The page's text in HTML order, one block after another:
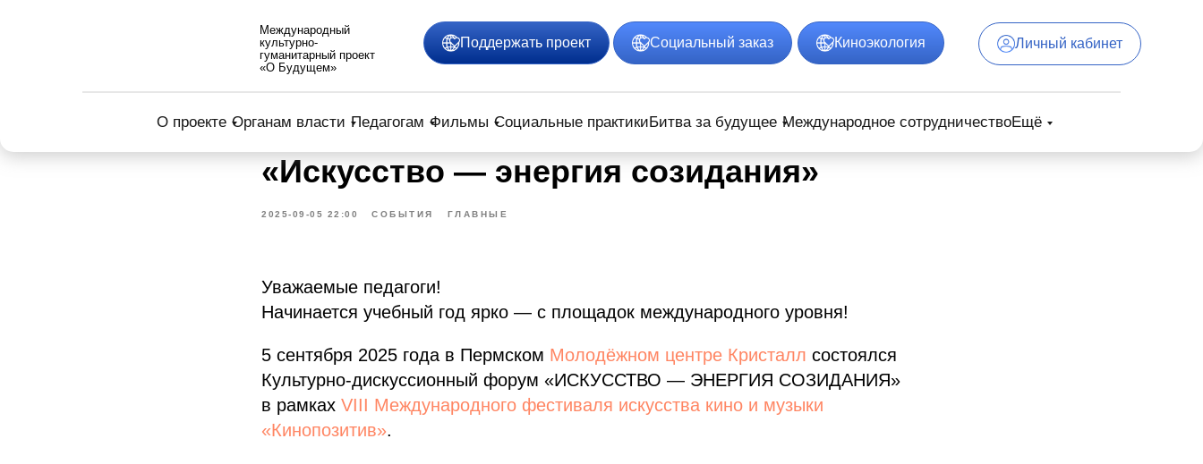
О проекте Органам власти Педагогам Фильмы Социальные практикиБитва за будущее Международное сотрудничествоЕщё
Личный кабинет
Международный
культурно-
гуманитарный проект
«О Будущем»
Социальный заказ
Поддержать проект Киноэкология
«Искусство — энергия созидания»
2025-09-05 22:00 СОБЫТИЯ ГЛАВНЫЕ
Уважаемые педагоги!
Начинается учебный год ярко — с площадок международного уровня!
5 сентября 2025 года в Пермском Молодёжном центре Кристалл состоялся
Культурно-дискуссионный форум «ИСКУССТВО — ЭНЕРГИЯ СОЗИДАНИЯ»
в рамках VIII Международного фестиваля искусства кино и музыки
«Кинопозитив».